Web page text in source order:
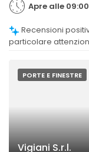
Apre alle 09:00
particolare
PORTE E FINESTRE
Vigiani S.r.l.